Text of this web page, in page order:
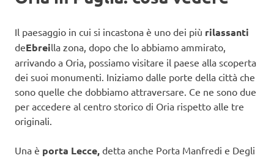
Il paesaggio in cui si incastona è uno dei più rilassanti
deEbreilla zona, dopo che lo abbiamo ammirato,
arrivando a Oria, possiamo visitare il paese alla scoperta
dei suoi monumenti. Iniziamo dalle porte della città che
sono quelle che dobbiamo attraversare. Ce ne sono due
per accedere al centro storico di Oria rispetto alle tre
originali.
Una è porta Lecce, detta anche Porta Manfredi e Degli